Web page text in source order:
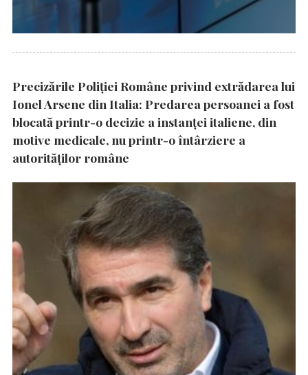
Precizările Poliţiei Române privind extrădarea lui
Ionel Arsene din Italia: Predarea persoanei a fost
blocată printr-o decizie a instanţei italiene, din
motive medicale, nu printr-o întârziere a
autorităţilor române